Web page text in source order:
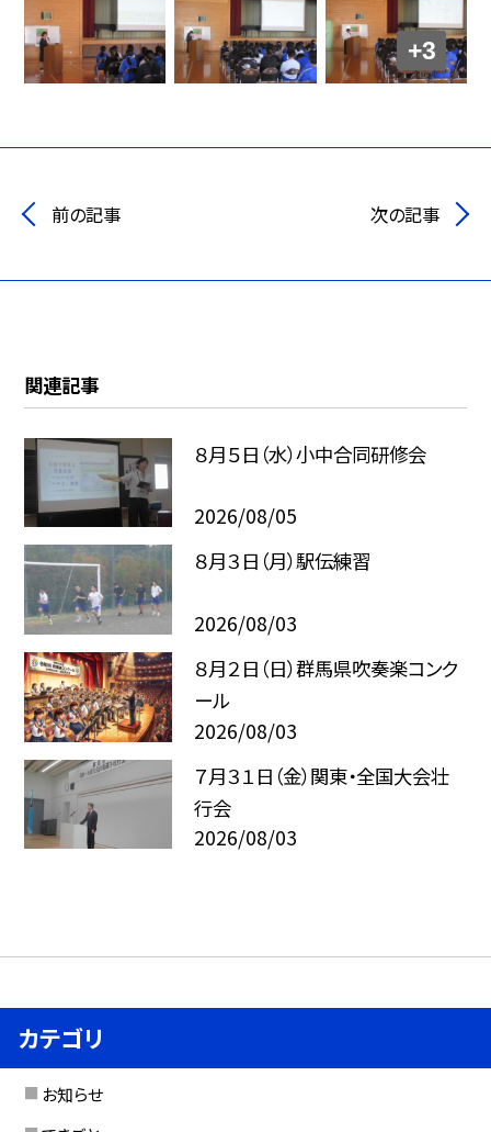
+3
前の記事 次の記事
関連記事
８月５日（水）小中合同研修会
2026/08/05
８月３日（月）駅伝練習
2026/08/03
８月２日（日）群馬県吹奏楽コンク
ール
2026/08/03
７月３１日（金）関東・全国大会壮
行会
2026/08/03
カテゴリ
お知らせ